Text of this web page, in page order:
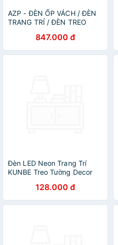
AZP - ĐÈN ỐP VÁCH / ĐÈN
TRANG TRÍ / ĐÈN TREO
PHÒNG NGỦ, NHÀ HÀNG,
KHÁCH SẠN AZP-VK88 /
VK90T2 phong cách đương
847.000 đ
Đèn LED Neon Trang Trí
KUNBE Treo Tường Decor
Ngủ, Sự Kiện Đa Dạng Kiểu
Dáng Màu Sắc
128.000 đ